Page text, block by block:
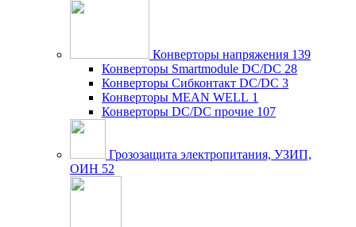
Конверторы напряжения 139
Конверторы Smartmodule DC/DC 28
Конверторы Сибконтакт DC/DC 3
Конверторы MEAN WELL 1
Конверторы DC/DC прочие 107
Грозозащита электропитания, УЗИП,
ОИН 52